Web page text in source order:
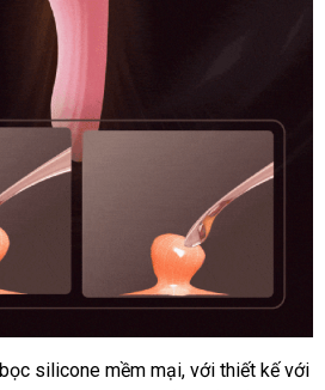
bọc silicone mềm mạilắp
, địa
với thiết kếbảo
với